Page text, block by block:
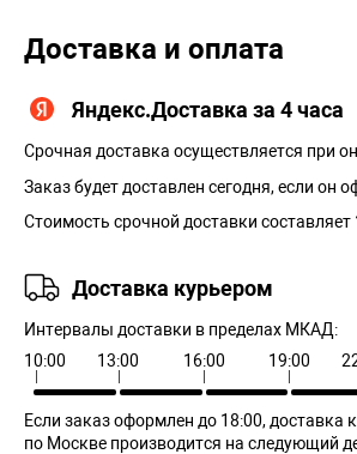
Доставка и оплата
Яндекс.Доставка за 4 часа
Срочная доставка осуществляется при
Заказ будет доставлен сегодня, если он
Стоимость срочной доставки составляет
Доставка курьером
Интервалы доставки в пределах МКАД:
10:00
13:00 16:00 19:00
Если заказ оформлен до 18:00, доставка
по Москве производится на следующий